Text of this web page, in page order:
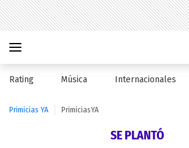
Rating Música Internacionales
Primicias YA PrimiciasYA
SE PLANTÓ